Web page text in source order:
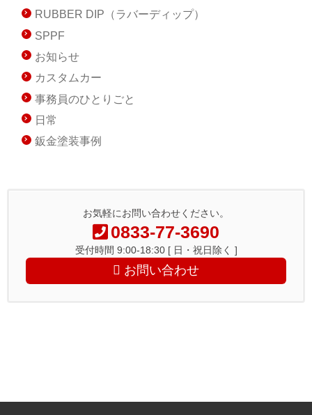
RUBBER DIP（ラバーディップ）
SPPF
お知らせ
カスタムカー
事務員のひとりごと
日常
鈑金塗装事例
お気軽にお問い合わせください。
0833-77-3690
受付時間 9:00-18:30 [ 日・祝日除く ]
お問い合わせ